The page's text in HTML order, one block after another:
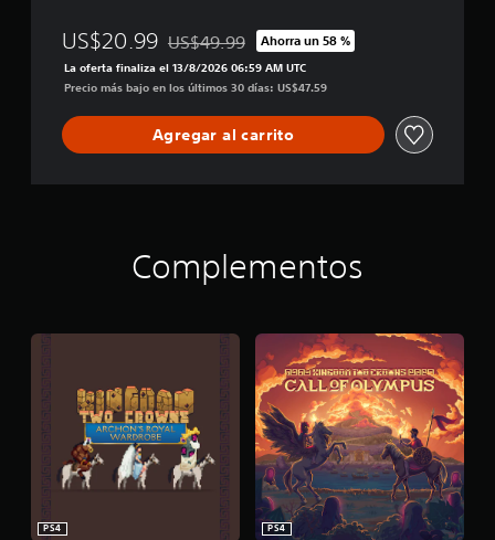
US$20.99 Rebajado del precio original de US$49.99
US$49.99 Ahorra un 58 %
La oferta finaliza el 13/8/2026 06:59 AM UTC
Precio más bajo en los últimos 30 días: US$47.59
Agregar al carrito
Complementos
PS4
PS4